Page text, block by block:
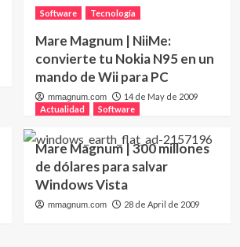
Software Tecnología
Mare Magnum | NiiMe:
convierte tu Nokia N95 en un
mando de Wii para PC
mmagnum.com 14 de May de 2009
Actualidad Software
Mare Magnum | 300 millones
de dólares para salvar
Windows Vista
mmagnum.com
28 de April de 2009